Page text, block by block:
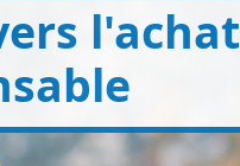
l'achat